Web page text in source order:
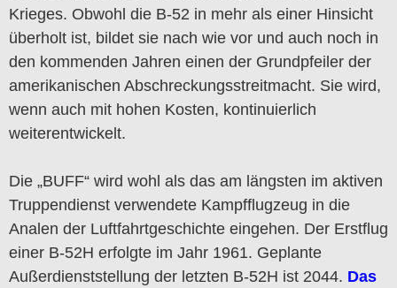
Krieges. Obwohl die B-52 in mehr als einer Hinsicht
überholt ist, bildet sie nach wie vor und auch noch in
den kommenden Jahren einen der Grundpfeiler der
amerikanischen Abschreckungsstreitmacht. Sie wird,
wenn auch mit hohen Kosten, kontinuierlich
weiterentwickelt.
Die „BUFF“ wird wohl als das am längsten im aktiven
Truppendienst verwendete Kampfflugzeug in die
Analen der Luftfahrtgeschichte eingehen. Der Erstflug
einer B-52H erfolgte im Jahr 1961. Geplante
Außerdienststellung der letzten B-52H ist 2044. Das